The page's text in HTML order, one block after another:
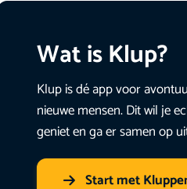
Wat is Klup?
Klup is dé app voor
nieuwe mensen. Dit wil je
geniet en ga er samen op
Start met